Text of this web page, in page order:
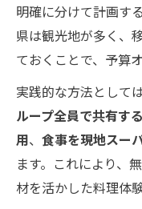
明確に分けて計画す
県は観光地が多く、
ておくことで、予算
実践的な方法としては
ループ全員で共有する
用、 食事を現地スー
ます。これにより、
材を活かした料理体